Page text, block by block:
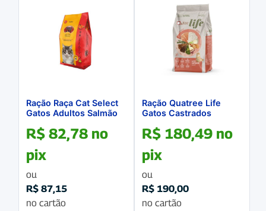
Ração Raça Cat Select
Gatos Adultos Salmão
R$ 82,78 no
pix
ou
R$ 87,15
no cartão
Ração Quatree Life
Gatos Castrados
R$ 180,49 no
pix
ou
R$ 190,00
no cartão